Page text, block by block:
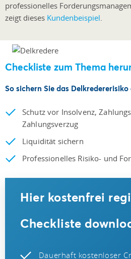
professionelles
zeigt dieses Kundenbeispiel.
Checkliste zum Thema
So sichern Sie das Delkredererisiko
Schutz vor Insolvenz,
Zahlungsverzug
Liquidität sichern
Professionelles Risiko- und
Hier kostenfrei
Checkliste
Dauerhaft kostenloser